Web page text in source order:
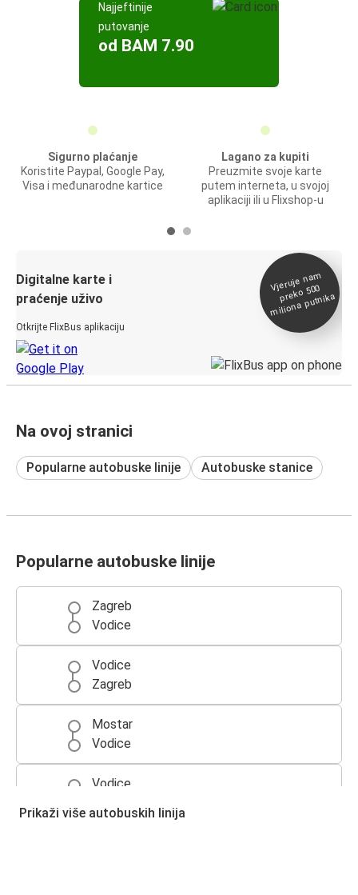
Najjeftinije
putovanje
od BAM 7.90
Sigurno plaćanje
Koristite Paypal, Google Pay,
Visa i međunarodne kartice
Lagano za kupiti
Preuzmite svoje karte
putem interneta, u svojoj
aplikaciji ili u Flixshop-u
Digitalne karte i
praćenje uživo
Otkrijte FlixBus aplikaciju
Vjeruje na
m
preko 500
miliona putnika
Na ovoj stranici
Popularne autobuske linije Autobuske stanice
Popularne autobuske linije
Zagreb
Vodice
Vodice
Zagreb
Mostar
Vodice
Vodice
Prikaži više autobuskih linija